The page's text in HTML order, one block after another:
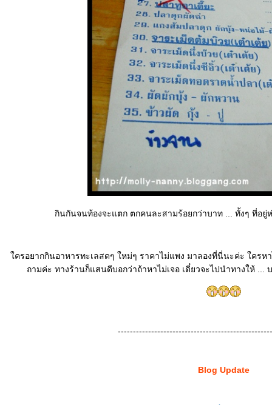
กินกันจนท้องจะแตก ตกคนละสามร้อยกว่าบาท ... ทั้งๆ ที่อยู่
ครอยากกินอาหารทะเลสดๆ ใหม่ๆ ราคาไม่แพง มาลองที่นี่นะค่ะ ใครห
ถามค่ะ ทางร้านก็แสนดีบอกว่าถ้าหาไม่เจอ เดี๋ยวจะไปนำทางให้
Blog Update